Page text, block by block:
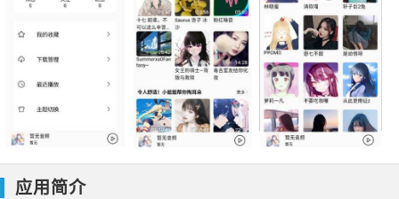
应用简介